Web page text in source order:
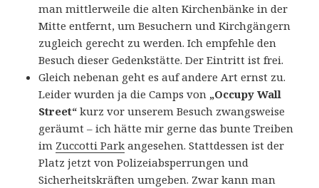
man mittlerweile die alten Kirchenbänke in der
Mitte entfernt, um Besuchern und Kirchgängern
zugleich gerecht zu werden. Ich empfehle den
Besuch dieser Gedenkstätte. Der Eintritt ist frei.
Gleich nebenan geht es auf andere Art ernst zu.
Leider wurden ja die Camps von „Occupy Wall
Street“ kurz vor unserem Besuch zwangsweise
geräumt – ich hätte mir gerne das bunte Treiben
im Zuccotti Park angesehen. Stattdessen ist der
Platz jetzt von Polizeiabsperrungen und
Sicherheitskräften umgeben. Zwar kann man